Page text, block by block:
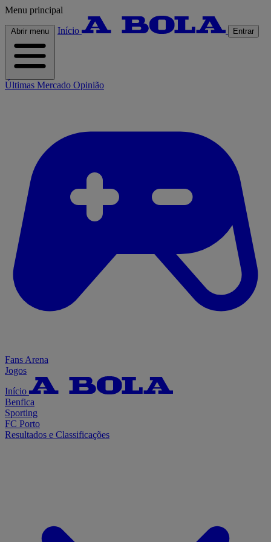
Menu principal
Abrir menu Início Entrar
Últimas Mercado Opinião
Fans Arena
Jogos
Início
Benfica
Sporting
FC Porto
Resultados e Classificações